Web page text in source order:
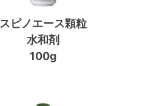
スピノエース顆粒
水和剤
100g